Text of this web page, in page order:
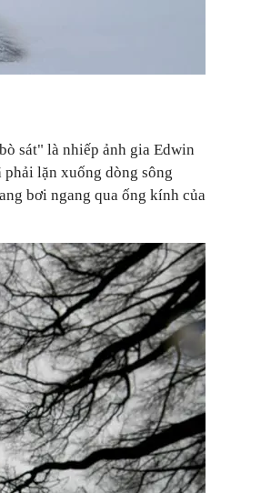
sát" là nhiếp ảnh gia Edwin
phải lặn xuống dòng sông
bơi ngang qua ống kính của